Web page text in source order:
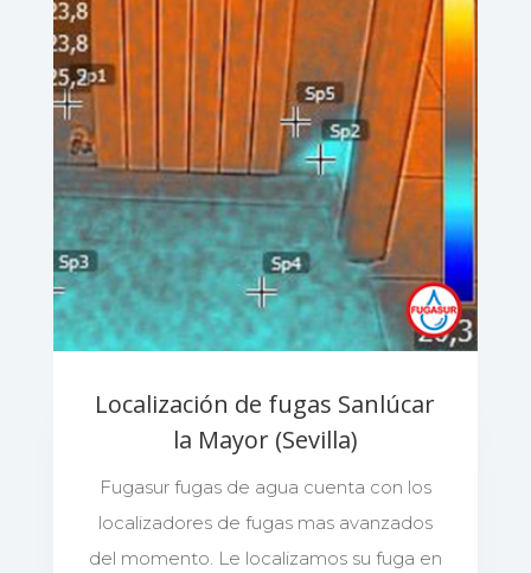
Localización de fugas Sanlúcar
la Mayor (Sevilla)
Fugasur fugas de agua cuenta con los
localizadores de fugas mas avanzados
del momento. Le localizamos su fuga en